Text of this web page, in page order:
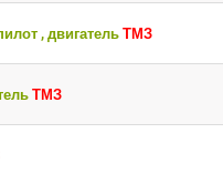
, двигательТМЗ
ТМЗ